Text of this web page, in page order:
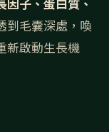
因子、蛋白質、
到毛囊深處，喚
新啟動生長機